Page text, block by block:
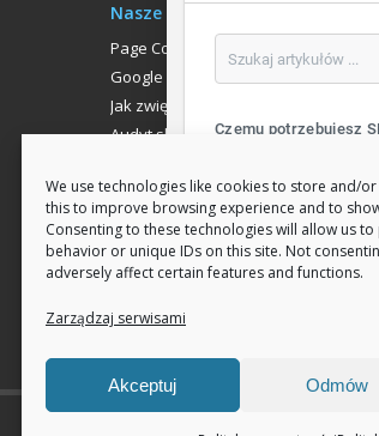
We use technologies like cookies to store and/
this to improve browsing experience and to
Consenting to these technologies will allow us
behavior or unique IDs on this site. Not
adversely affect certain features and functions.
Zarządzaj serwisami
Akceptuj Odmów
Nasze usługi
Page Communication
Google Analitycs
Jak zwiększyć liczbę klientów
Audyt sklepu internetowego
Czemu potrzebujesz
Jak zwiększyć